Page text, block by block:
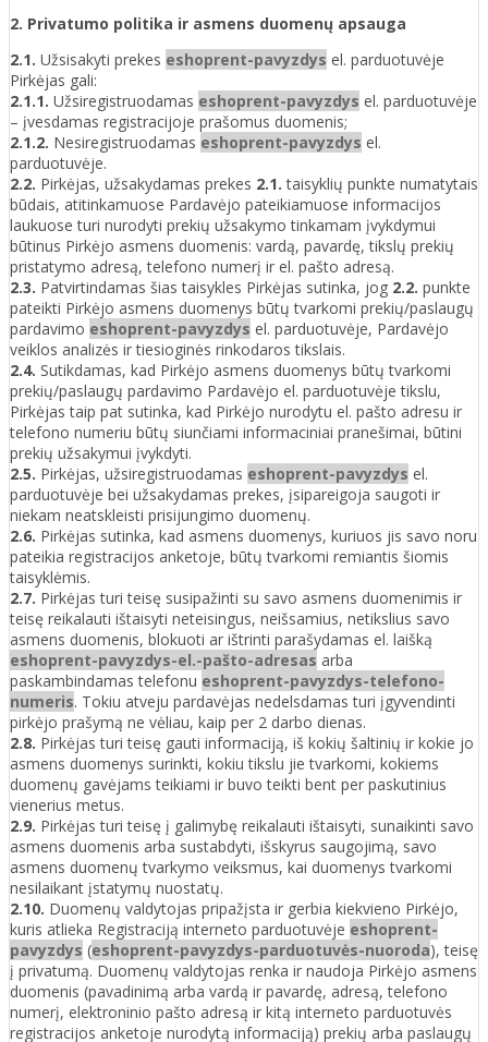
2. Privatumo politika ir asmens duomenų apsauga
2.1. Užsisakyti prekes eshoprent-pavyzdys el. parduotuvėje
Pirkėjas gali:
2.1.1. Užsiregistruodamas eshoprent-pavyzdys el. parduotuvėje
– įvesdamas registracijoje prašomus duomenis;
2.1.2. Nesiregistruodamas eshoprent-pavyzdys el.
parduotuvėje.
2.2. Pirkėjas, užsakydamas prekes 2.1. taisyklių punkte numatytais
būdais, atitinkamuose Pardavėjo pateikiamuose informacijos
laukuose turi nurodyti prekių užsakymo tinkamam įvykdymui
būtinus Pirkėjo asmens duomenis: vardą, pavardę, tikslų prekių
pristatymo adresą, telefono numerį ir el. pašto adresą.
2.3. Patvirtindamas šias taisykles Pirkėjas sutinka, jog 2.2. punkte
pateikti Pirkėjo asmens duomenys būtų tvarkomi prekių/paslaugų
pardavimo eshoprent-pavyzdys el. parduotuvėje, Pardavėjo
veiklos analizės ir tiesioginės rinkodaros tikslais.
2.4. Sutikdamas, kad Pirkėjo asmens duomenys būtų tvarkomi
prekių/paslaugų pardavimo Pardavėjo el. parduotuvėje tikslu,
Pirkėjas taip pat sutinka, kad Pirkėjo nurodytu el. pašto adresu ir
telefono numeriu būtų siunčiami informaciniai pranešimai, būtini
prekių užsakymui įvykdyti.
2.5. Pirkėjas, užsiregistruodamas eshoprent-pavyzdys el.
parduotuvėje bei užsakydamas prekes, įsipareigoja saugoti ir
niekam neatskleisti prisijungimo duomenų.
2.6. Pirkėjas sutinka, kad asmens duomenys, kuriuos jis savo noru
pateikia registracijos anketoje, būtų tvarkomi remiantis šiomis
taisyklėmis.
2.7. Pirkėjas turi teisę susipažinti su savo asmens duomenimis ir
teisę reikalauti ištaisyti neteisingus, neišsamius, netikslius savo
asmens duomenis, blokuoti ar ištrinti parašydamas el. laišką
eshoprent-pavyzdys-el.-pašto-adresas arba
paskambindamas telefonu eshoprent-pavyzdys-telefono-
numeris. Tokiu atveju pardavėjas nedelsdamas turi įgyvendinti
pirkėjo prašymą ne vėliau, kaip per 2 darbo dienas.
2.8. Pirkėjas turi teisę gauti informaciją, iš kokių šaltinių ir kokie jo
asmens duomenys surinkti, kokiu tikslu jie tvarkomi, kokiems
duomenų gavėjams teikiami ir buvo teikti bent per paskutinius
vienerius metus.
2.9. Pirkėjas turi teisę į galimybę reikalauti ištaisyti, sunaikinti savo
asmens duomenis arba sustabdyti, išskyrus saugojimą, savo
asmens duomenų tvarkymo veiksmus, kai duomenys tvarkomi
nesilaikant įstatymų nuostatų.
2.10. Duomenų valdytojas pripažįsta ir gerbia kiekvieno Pirkėjo,
kuris atlieka Registraciją interneto parduotuvėje eshoprent-
pavyzdys (eshoprent-pavyzdys-parduotuvės-nuoroda), teisę
į privatumą. Duomenų valdytojas renka ir naudoja Pirkėjo asmens
duomenis (pavadinimą arba vardą ir pavardę, adresą, telefono
numerį, elektroninio pašto adresą ir kitą interneto parduotuvės
registracijos anketoje nurodytą informaciją) prekių arba paslaugų